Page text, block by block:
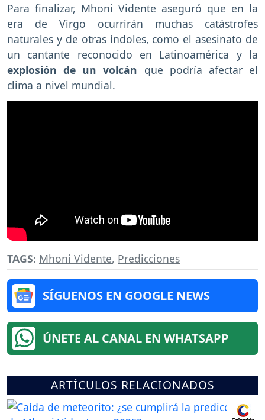
Para finalizar, Mhoni Vidente aseguró que en la
era de Virgo ocurrirán muchas catástrofes
naturales y de otras índoles, como el asesinato de
un cantante reconocido en Latinoamérica y la
explosión de un volcán que podría afectar el
clima a nivel mundial.
TAGS: Mhoni Vidente, Predicciones
SÍGUENOS EN GOOGLE NEWS
ÚNETE AL CANAL EN WHATSAPP
ARTÍCULOS RELACIONADOS